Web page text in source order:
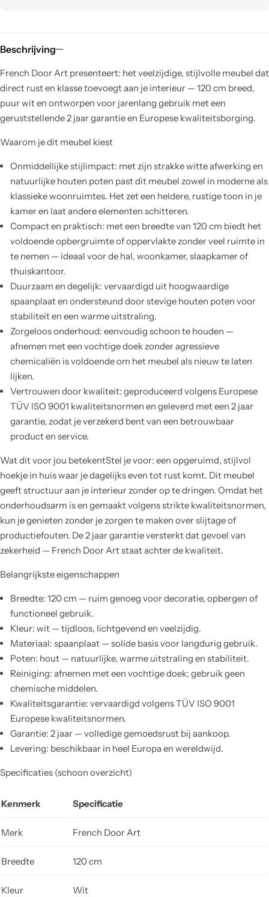
Beschrijving
French Door Art presenteert: het veelzijdige, stijlvolle meubel dat
direct rust en klasse toevoegt aan je interieur — 120 cm breed,
puur wit en ontworpen voor jarenlang gebruik met een
geruststellende 2 jaar garantie en Europese kwaliteitsborging.
Waarom je dit meubel kiest
Onmiddellijke stijlimpact: met zijn strakke witte afwerking en
natuurlijke houten poten past dit meubel zowel in moderne als
klassieke woonruimtes. Het zet een heldere, rustige toon in je
kamer en laat andere elementen schitteren.
Compact en praktisch: met een breedte van 120 cm biedt het
voldoende opbergruimte of oppervlakte zonder veel ruimte in
te nemen — ideaal voor de hal, woonkamer, slaapkamer of
thuiskantoor.
Duurzaam en degelijk: vervaardigd uit hoogwaardige
spaanplaat en ondersteund door stevige houten poten voor
stabiliteit en een warme uitstraling.
Zorgeloos onderhoud: eenvoudig schoon te houden —
afnemen met een vochtige doek zonder agressieve
chemicaliën is voldoende om het meubel als nieuw te laten
lijken.
Vertrouwen door kwaliteit: geproduceerd volgens Europese
TÜV ISO 9001 kwaliteitsnormen en geleverd met een 2 jaar
garantie, zodat je verzekerd bent van een betrouwbaar
product en service.
Wat dit voor jou betekentStel je voor: een opgeruimd, stijlvol
hoekje in huis waar je dagelijks even tot rust komt. Dit meubel
geeft structuur aan je interieur zonder op te dringen. Omdat het
onderhoudsarm is en gemaakt volgens strikte kwaliteitsnormen,
kun je genieten zonder je zorgen te maken over slijtage of
productiefouten. De 2 jaar garantie versterkt dat gevoel van
zekerheid — French Door Art staat achter de kwaliteit.
Belangrijkste eigenschappen
Breedte: 120 cm — ruim genoeg voor decoratie, opbergen of
functioneel gebruik.
Kleur: wit — tijdloos, lichtgevend en veelzijdig.
Materiaal: spaanplaat — solide basis voor langdurig gebruik.
Poten: hout — natuurlijke, warme uitstraling en stabiliteit.
Reiniging: afnemen met een vochtige doek; gebruik geen
chemische middelen.
Kwaliteitsgarantie: vervaardigd volgens TÜV ISO 9001
Europese kwaliteitsnormen.
Garantie: 2 jaar — volledige gemoedsrust bij aankoop.
Levering: beschikbaar in heel Europa en wereldwijd.
Specificaties (schoon overzicht)
Kenmerk Specificatie
Merk French Door Art
Breedte 120 cm
Kleur Wit